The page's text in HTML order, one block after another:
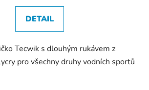
DETAIL
Tecwik s dlouhým rukávem z
pro všechny druhy vodních sportů